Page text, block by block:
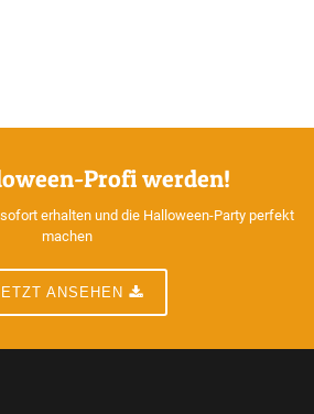
Profi werden!
erhalten und die Halloween-Party perfekt
machen
ANSEHEN